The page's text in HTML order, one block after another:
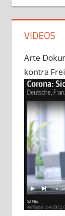
VIDEOS
Arte
kontra